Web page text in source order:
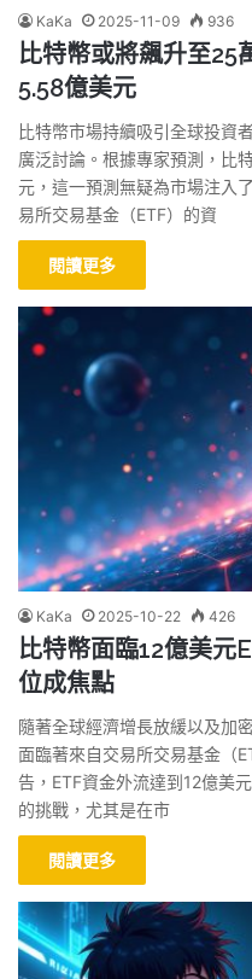
KaKa 2025-11-09 936
比特幣或將飆升至25
5.58億美元
比特幣市場持續吸引全球投資
廣泛討論。根據專家預測，比
元，這一預測無疑為市場注入
易所交易基金（ETF）的資
閱讀更多
KaKa 2025-10-22 426
比特幣面臨12億美元
位成焦點
隨著全球經濟增長放緩以及加
面臨著來自交易所交易基金（
告，ETF資金外流達到12億美
的挑戰，尤其是在市
閱讀更多